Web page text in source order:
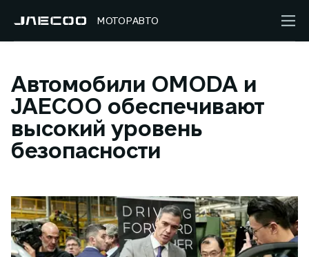
МОТОРАВТО
Автомобили OMODA и
JAECOO обеспечивают
высокий уровень
безопасности